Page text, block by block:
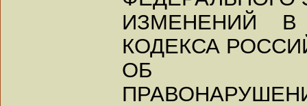
ИЗМЕНЕНИЙ
КОДЕКСА
ОБ